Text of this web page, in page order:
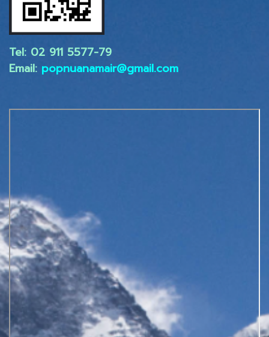
Tel: 02 ​911 5577-79
Email: popnuanamair@gmail.com